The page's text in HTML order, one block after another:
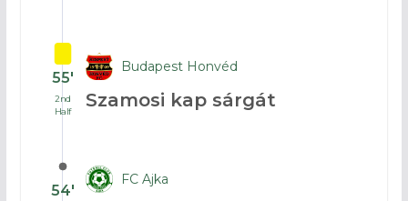
55′
2nd
Half
Budapest Honvéd
Szamosi kap sárgát
54′
FC Ajka